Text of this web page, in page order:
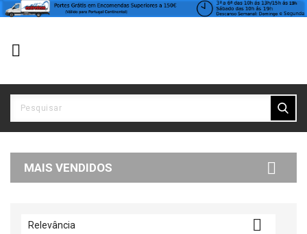

MAIS VENDIDOS 
Relevância 